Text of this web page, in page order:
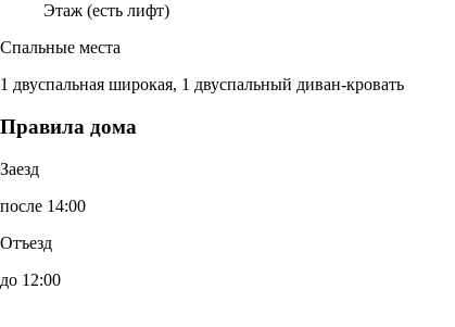
Этаж (есть лифт)
Спальные места
1 двуспальная широкая, 1 двуспальный диван-кровать
Правила дома
Заезд
после 14:00
Отъезд
до 12:00